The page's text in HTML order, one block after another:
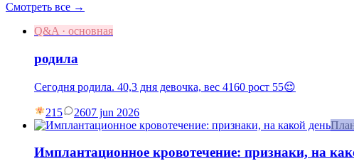
Смотреть все →
Q&A · основная
родила
Сегодня родила. 40,3 дня девочка, вес 4160 рост 55😌
215 2607 jun 2026
Имплантационное кровотечение: признаки, на